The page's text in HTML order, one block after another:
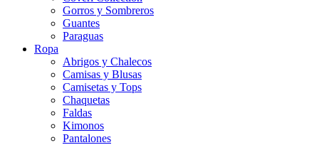
Gorros y Sombreros
Guantes
Paraguas
Ropa
Abrigos y Chalecos
Camisas y Blusas
Camisetas y Tops
Chaquetas
Faldas
Kimonos
Pantalones